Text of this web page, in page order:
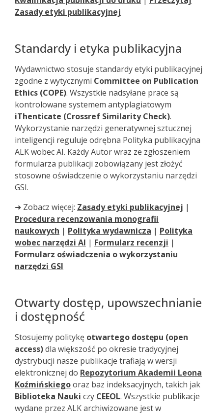
Zasady etyki publikacyjnej
Standardy i etyka publikacyjna
Wydawnictwo stosuje standardy etyki publikacyjnej
zgodne z wytycznymi Committee on Publication
Ethics (COPE). Wszystkie nadsyłane prace są
kontrolowane systemem antyplagiatowym
iThenticate (Crossref Similarity Check).
Wykorzystanie narzędzi generatywnej sztucznej
inteligencji reguluje odrębna Polityka publikacyjna
ALK wobec AI. Każdy Autor wraz ze zgłoszeniem
formularza publikacji zobowiązany jest złożyć
stosowne oświadczenie o wykorzystaniu narzędzi
GSI.
➜ Zobacz więcej: Zasady etyki publikacyjnej |
Procedura recenzowania monografii
naukowych | Polityka wydawnicza | Polityka
wobec narzędzi AI | Formularz recenzji |
Formularz oświadczenia o wykorzystaniu
narzędzi GSI
Otwarty dostęp, upowszechnianie
i dostępność
Stosujemy politykę otwartego dostępu (open
access)dla większość po okresie tradycyjnej
dystrybucji nasze publikacje trafiają w wersji
elektronicznej do Repozytorium Akademii Leona
Koźmińskiegooraz baz indeksacyjnych, takich jak
Biblioteka Nauki czy CEEOL. Wszystkie publikacje
wydane przez ALK archiwizowane jest w